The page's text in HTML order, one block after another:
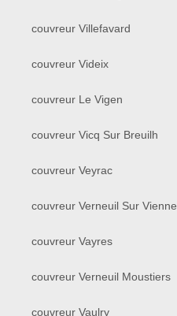
couvreur Villefavard
couvreur Videix
couvreur Le Vigen
couvreur Vicq Sur Breuilh
couvreur Veyrac
couvreur Verneuil Sur Vienne
couvreur Vayres
couvreur Verneuil Moustiers
couvreur Vaulry